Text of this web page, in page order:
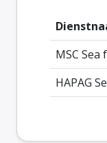
MSC
HAPAG